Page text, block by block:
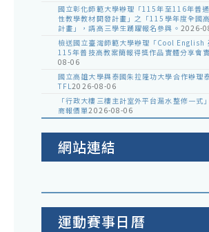
國立彰化師範大學辦理「115年至116年普
性教學教材開發計畫」之「115學年度全國
計畫」，請高三學生踴躍報名參與。 2026-
檢送國立臺灣師範大學辦理「Cool English
115年普技高教案簡報得獎作品實體分享會
08-06
國立高雄大學與泰國朱拉隆功大學合作辦理
TFL2026-08-06
「行政大樓三樓主計室外平台漏水整修一式
商報價單2026-08-06
網站連結
運動賽事日曆